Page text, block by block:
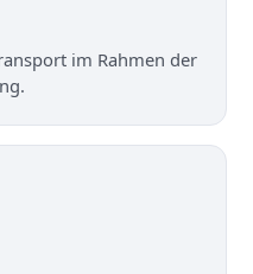
im Rahmen der